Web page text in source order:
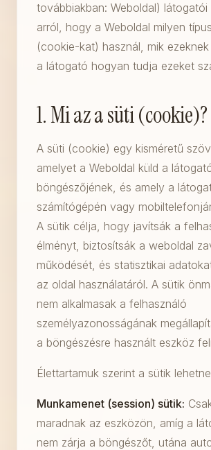
továbbiakban: Weboldal) látogatói
arról, hogy a Weboldal milyen
(cookie-kat) használ, mik
a látogató hogyan tudja ezeket
1. Mi az a süti (cookie)?
A süti (cookie) egy kisméretű
amelyet a Weboldal küld a
böngészőjének, és amely a
számítógépén vagy
A sütik célja, hogy javítsák a
élményt, biztosítsák a weboldal
működését, és statisztikai
az oldal használatáról. A sütik
nem alkalmasak a felhasználó
személyazonosságának
a böngészésre használt eszköz
Élettartamuk szerint a sütik
Munkamenet (session) sütik:
maradnak az eszközön, amíg a
nem zárja a böngészőt, utána